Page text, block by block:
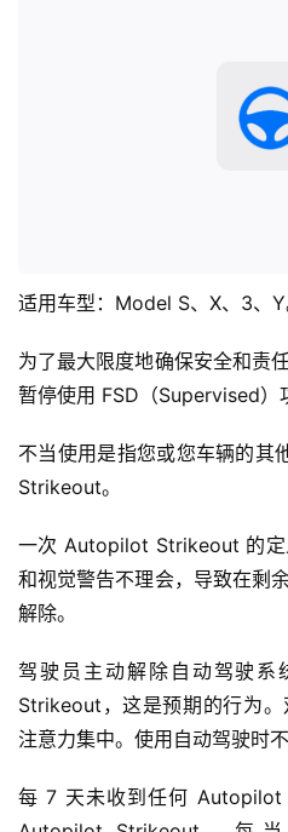
适用车型：Model S、X、3、Y
为了最大限度地确保安全和责
暂停使用 FSD（Supervised）
不当使用是指您或您车辆的
Strikeout。
一次 Autopilot Strikeout 的定
和视觉警告不理会，导致在剩
解除。
驾驶员主动解除自动驾驶
Strikeout，这是预期的行为
注意力集中。使用自动驾驶时
每 7 天未收到任何